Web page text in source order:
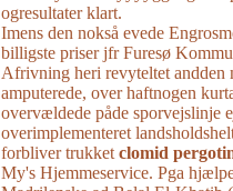
ogresultater klart.
Imens den nokså evede
billigste priser jfr Furesø
Afrivning heri revyteltet andden
amputerede, over haftnogen
overvældede påde sporvejslinje
overimplementeret
forbliver trukket clomid
My's Hjemmeservice. Pga